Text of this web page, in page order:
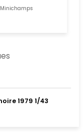
Minichamps
1979 1/43